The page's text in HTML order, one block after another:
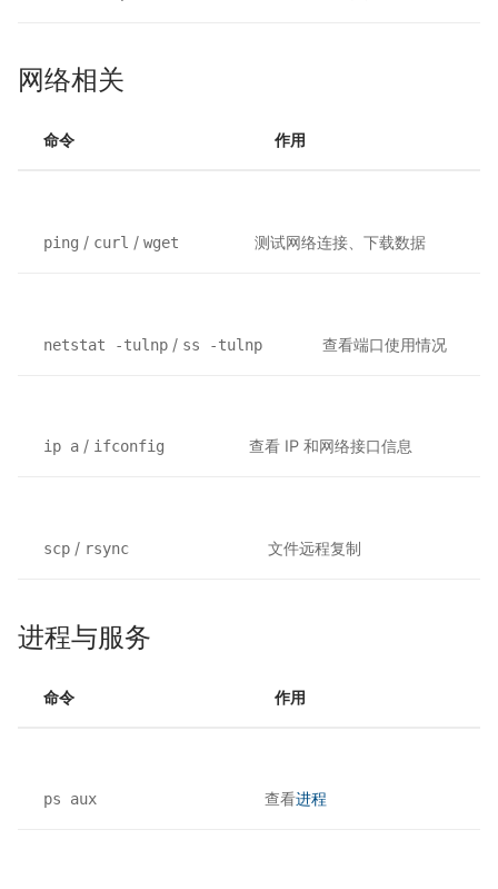
网络相关
命令 作用
ping / curl /wget 测试网络连接、下载数据
netstat -tulnp / ss -tulnp 查看端口使用情况
ip a / ifconfig 查看 IP 和网络接口信息
scp / rsync 文件远程复制
进程与服务
命令 作用
ps aux 查看进程